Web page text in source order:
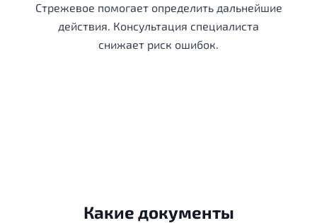
Стрежевое помогает определить дальнейшие
действия. Консультация специалиста
снижает риск ошибок.
Какие документы